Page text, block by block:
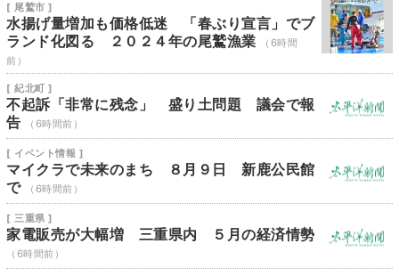
[ 尾鷲市 ]
水揚げ量増加も価格低迷 「春ぶり宣言」でブ
ランド化図る ２０２４年の尾鷲漁業
（6時間
前）
[ 紀北町 ]
不起訴「非常に残念」 盛り土問題 議会で報
告
（6時間前）
[ イベント情報 ]
マイクラで未来のまち ８月９日 新鹿公民館
で
（6時間前）
[ 三重県 ]
家電販売が大幅増 三重県内 ５月の経済情勢
（6時間前）